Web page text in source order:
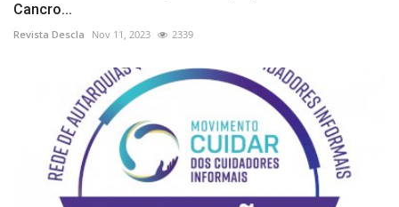
Cancro...
Revista Descla Nov 11, 2023 2339